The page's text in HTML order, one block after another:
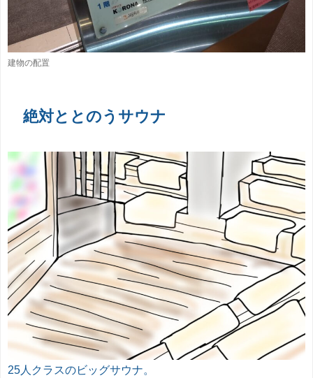
建物の配置
絶対ととのうサウナ
25人クラスのビッグサウナ。